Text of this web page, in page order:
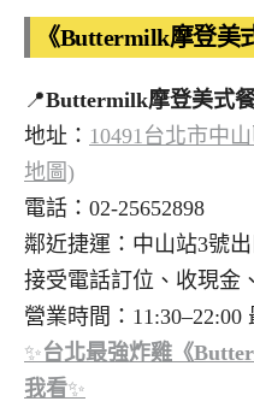
《Buttermilk摩登美
📍Buttermilk摩登美式
地址： 10491台北市中
地圖)
電話：02-25652898
鄰近捷運：中山站3號
接受電話訂位、收現金
營業時間：11:30–22:00
✨台北最強炸雞《
我看✨